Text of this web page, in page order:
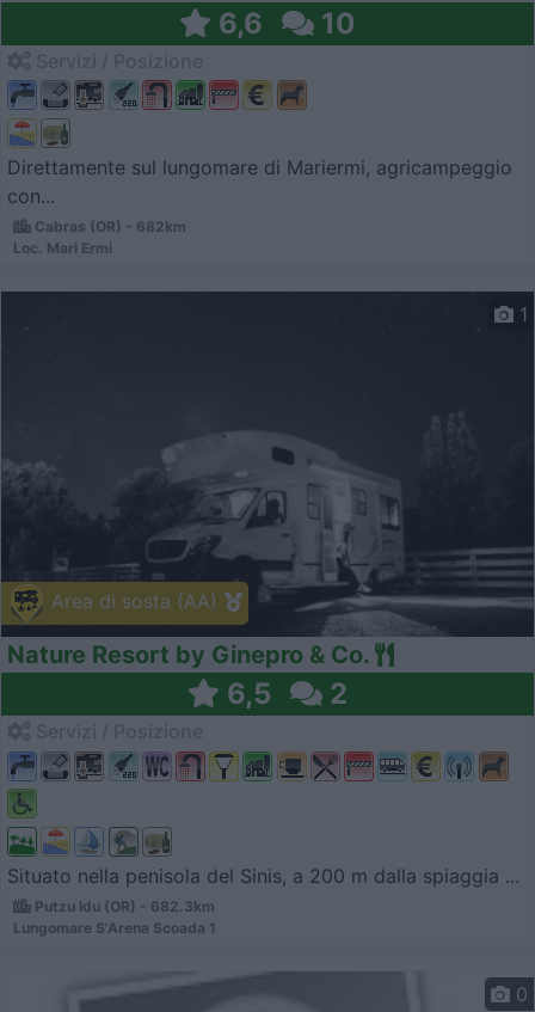
6,6 10
Direttamente sul lungomare di Mariermi, agricampeggio
con...
Cabras (OR) - 682km
Loc. Mari Ermi
Area di sosta (AA)
1
Nature Resort by Ginepro & Co.
6,5 2
Situato nella penisola del Sinis, a 200 m dalla spiaggia ...
Putzu Idu (OR) - 682.3km
Lungomare S'Arena Scoada 1
0